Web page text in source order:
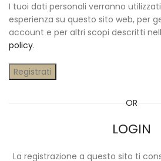
I tuoi dati personali verranno
esperienza su questo sito web, per
account e per altri scopi descritti
policy.
Registrati
OR
LOGIN
La registrazione a questo sito ti